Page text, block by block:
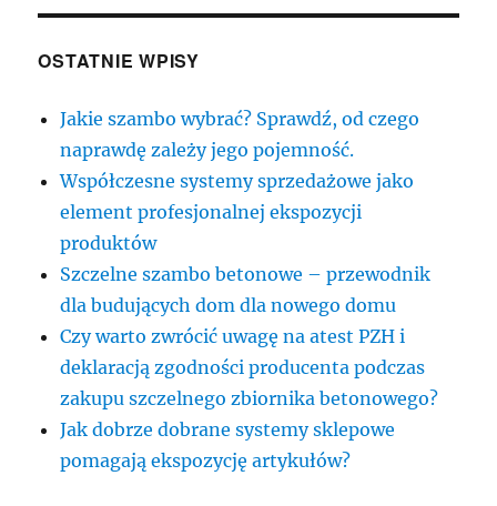
OSTATNIE WPISY
Jakie szambo wybrać? Sprawdź, od czego
naprawdę zależy jego pojemność.
Współczesne systemy sprzedażowe jako
element profesjonalnej ekspozycji
produktów
Szczelne szambo betonowe – przewodnik
dla budujących dom dla nowego domu
Czy warto zwrócić uwagę na atest PZH i
deklaracją zgodności producenta podczas
zakupu szczelnego zbiornika betonowego?
Jak dobrze dobrane systemy sklepowe
pomagają ekspozycję artykułów?